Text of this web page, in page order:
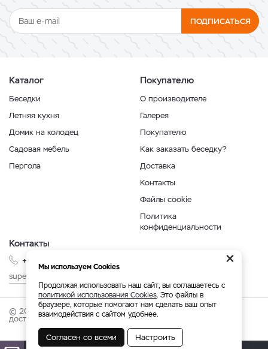
ПОДПИСАТЬСЯ
Каталог
Беседки
Летняя кухня
Домик на колодец
Садовая мебель
Пергола
Покупателю
О производителе
Галерея
Покупателю
Как заказать беседку?
Доставка
Контакты
Файлы cookie
Политика
конфиденциальности
Контакты
+7 999 210-35-35
superbesedka@mail.ru
© 2026 superbesedka.com - беседки от производителя с
доставкой по России.
×
Мы используем Cookies
Продолжая использовать наш сайт, вы соглашаетесь с
политикой использования Cookies. Это файлы в
браузере, которые помогают нам сделать ваш опыт
взаимодействия с сайтом удобнее.
Согласен со всеми Настроить